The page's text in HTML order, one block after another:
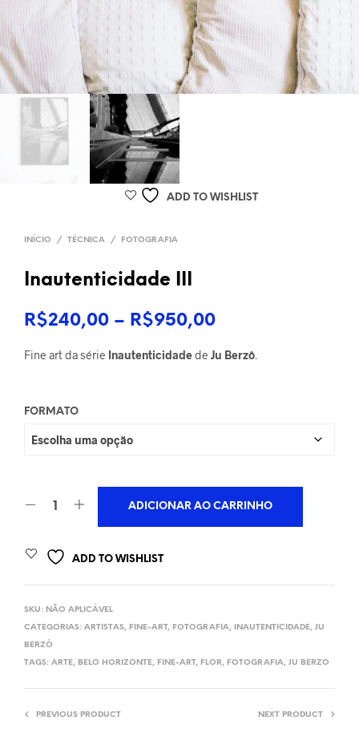
ADD TO WISHLIST
INÍCIO / TÉCNICA / FOTOGRAFIA
Inautenticidade III
R$240,00 – R$950,00Faixa
de
Fine art da série Inautenticidadede Ju Berzô
FORMATO
ADICIONAR AO CARRINHO
ADD TO WISHLIST
SKU: NÃO APLICÁVEL
CATEGORIAS: ARTISTAS, FINE-ART, FOTOGRAFIA, INAUTENTICIDADE, JU
BERZÔ
TAGS: ARTE, BELO HORIZONTE, FINE-ART, FLOR, FOTOGRAFIA, JU BERZO
PREVIOUS PRODUCT NEXT PRODUCT